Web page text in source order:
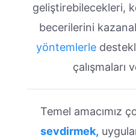
geliştirebilecekleri,
becerilerini
yöntemlerle
çalışmaları
Temel amacımız
sevdirmek,